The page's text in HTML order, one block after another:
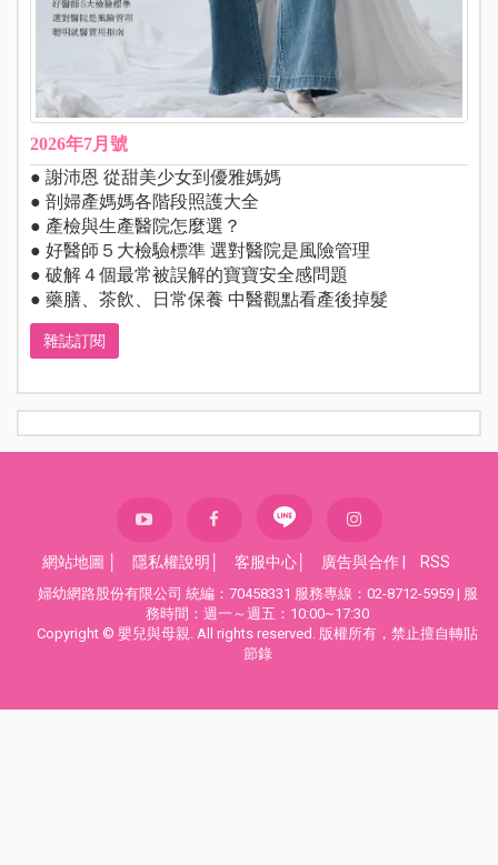
2026年7月號
● 謝沛恩 從甜美少女到優雅媽媽
● 剖婦產媽媽各階段照護大全
● 產檢與生產醫院怎麼選？
● 好醫師５大檢驗標準 選對醫院是風險管理
● 破解４個最常被誤解的寶寶安全感問題
● 藥膳、茶飲、日常保養 中醫觀點看產後掉髮
雜誌訂閱
網站地圖 隱私權說明 客服中心 廣告與合作 RSS
婦幼網路股份有限公司 統編：70458331 服務專線：02-8712-5959 | 服
務時間：週一～週五：10:00~17:30
Copyright © 嬰兒與母親. All rights reserved. 版權所有，禁止擅自轉貼
節錄